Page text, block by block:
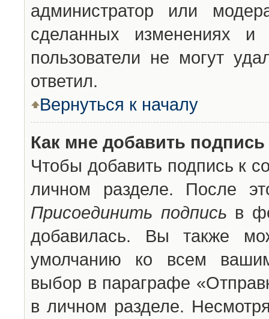
администратор или
сделанных изменениях
пользователи не могут
ответил.
Вернуться к началу
Как мне добавить
Чтобы добавить подпись к
личном разделе. После
Присоединить подпись в
добавилась. Вы также
умолчанию ко всем
выбор в параграфе
в личном разделе.